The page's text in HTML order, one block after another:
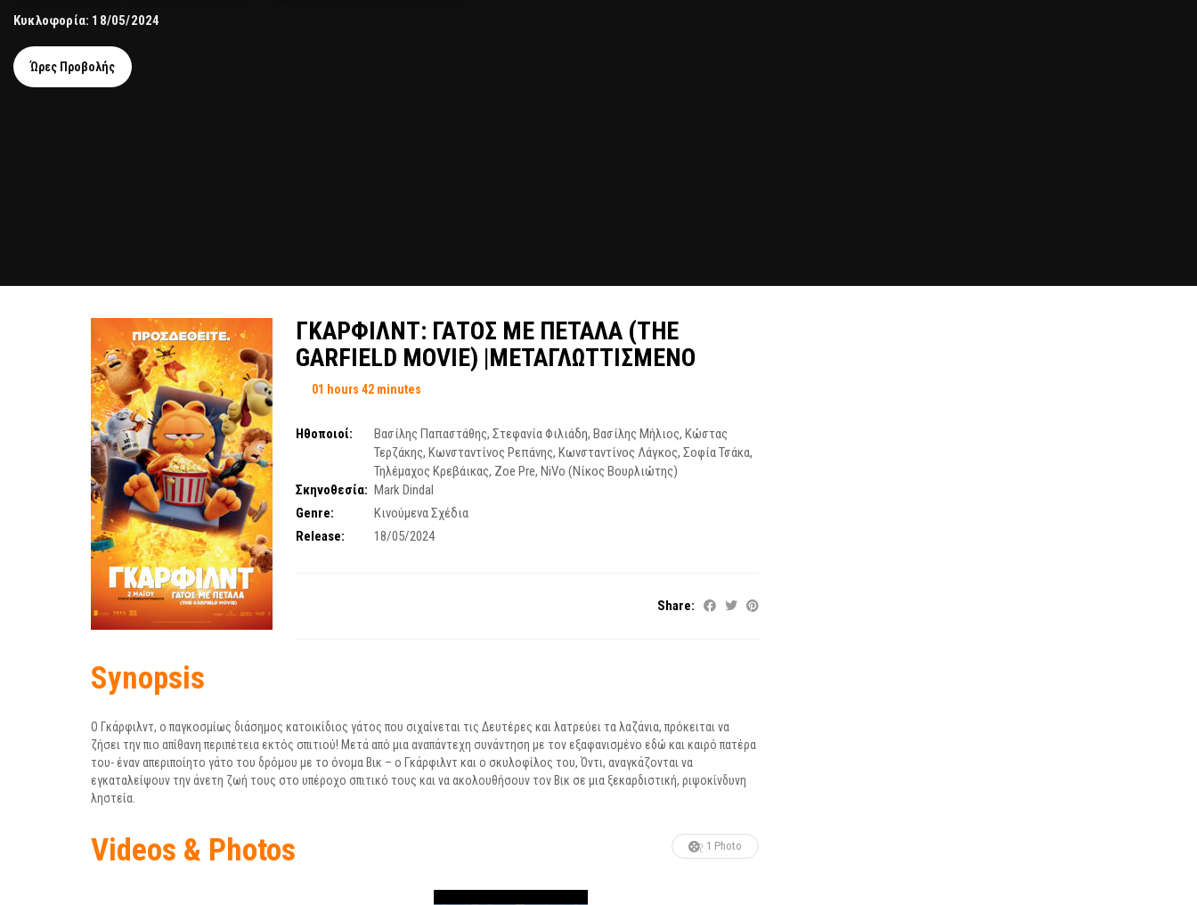
Κυκλοφορία: 18/05/2024
Ώρες Προβολής
ΓΚΑΡΦΙΛΝΤ: ΓΑΤΟΣ ΜΕ ΠΕΤΑΛΑ (THE
GARFIELD MOVIE) |ΜΕΤΑΓΛΩΤΤΙΣΜΕΝΟ
01 hours 42 minutes
Ηθοποιοί: Βασίλης Παπαστάθης,Στεφανία Φιλιάδη,Βασίλης Μήλιος,Κώστας
Τερζάκης,Κωνσταντίνος Ρεπάνης,Κωνσταντίνος Λάγκος,Σοφία Τσάκα,
Τηλέμαχος Κρεβάικας, Zoe Pre,NiVo (Νίκος Βουρλιώτης)
Σκηνοθεσία: Mark Dindal
Genre:
Κινούμενα Σχέδια
Release:
18/05/2024
Share:
Synopsis
O Γκάρφιλντ, ο παγκοσμίως διάσημος κατοικίδιος γάτος που σιχαίνεται τις Δευτέρες και λατρεύει τα λαζάνια, πρόκειται να
ζήσει την πιο απίθανη περιπέτεια εκτός σπιτιού! Μετά από μια αναπάντεχη συνάντηση με τον εξαφανισμένο εδώ και καιρό πατέρα
του- έναν απεριποίητο γάτο του δρόμου με το όνομα Βικ – ο Γκάρφιλντ και ο σκυλοφίλος του, Όντι, αναγκάζονται να
εγκαταλείψουν την άνετη ζωή τους στο υπέροχο σπιτικό τους και να ακολουθήσουν τον Βικ σε μια ξεκαρδιστική, ριψοκίνδυνη
ληστεία.
Videos & Photos 1 Photo